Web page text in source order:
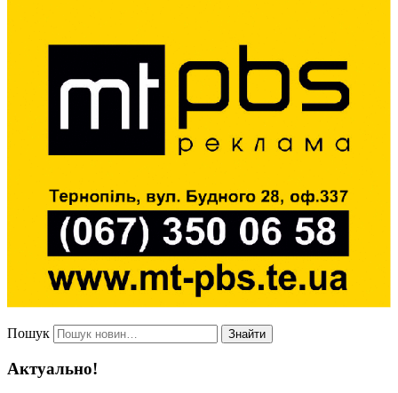
Пошук Знайти
Актуально!